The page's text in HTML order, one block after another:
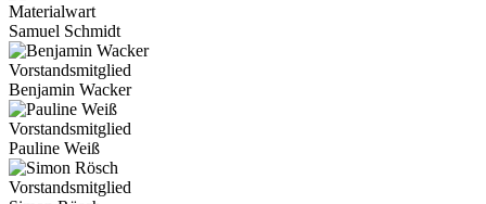
Materialwart
Samuel Schmidt
Vorstandsmitglied
Benjamin Wacker
Vorstandsmitglied
Pauline Weiß
Vorstandsmitglied